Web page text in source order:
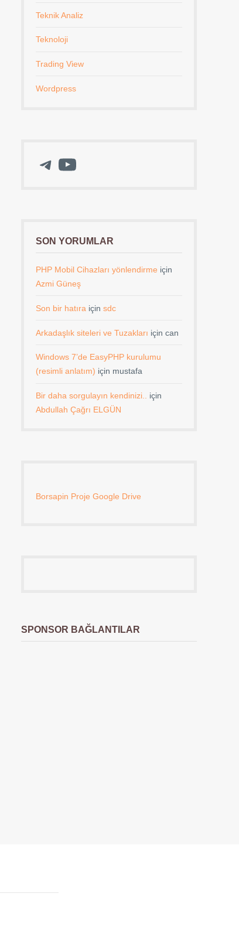
Teknik Analiz
Teknoloji
Trading View
Wordpress
Telegram
YouTube
SON YORUMLAR
PHP Mobil Cihazları yönlendirme için
Azmi Güneş
Son bir hatıra için sdc
Arkadaşlık siteleri ve Tuzakları için can
Windows 7’de EasyPHP kurulumu
(resimli anlatım) için mustafa
Bir daha sorgulayın kendinizi..
için
Abdullah Çağrı ELGÜN
Borsapin Proje Google Drive
SPONSOR BAĞLANTILAR